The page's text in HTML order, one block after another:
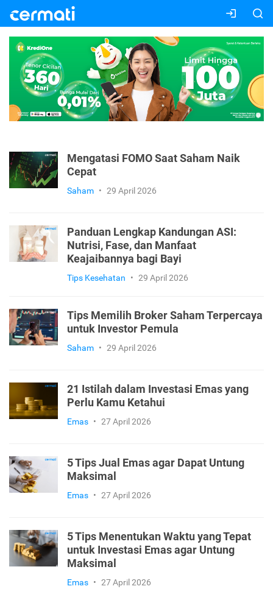
Mengatasi FOMO Saat Saham Naik
Cepat
Saham • 29 April 2026
Panduan Lengkap Kandungan ASI:
Nutrisi, Fase, dan Manfaat
Keajaibannya bagi Bayi
Tips Kesehatan • 29 April 2026
Tips Memilih Broker Saham Terpercaya
untuk Investor Pemula
Saham • 29 April 2026
21 Istilah dalam Investasi Emas yang
Perlu Kamu Ketahui
Emas • 27 April 2026
5 Tips Jual Emas agar Dapat Untung
Maksimal
Emas • 27 April 2026
5 Tips Menentukan Waktu yang Tepat
untuk Investasi Emas agar Untung
Maksimal
Emas • 27 April 2026